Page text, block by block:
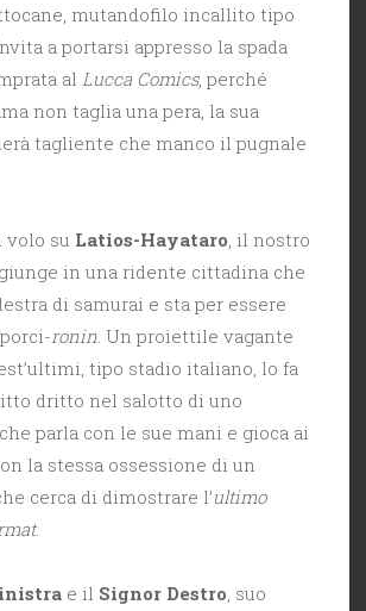
mutandofilo incallito tipo
a portarsi appresso la spada
al Lucca Comics, perché
non taglia una pera, la sua
tagliente che manco il pugnale
volo su Latios-Hayataro , il nostro
in una ridente cittadina che
di samurai e sta per essere
ronin . Un proiettile vagante
tipo stadio italiano, lo fa
dritto nel salotto di uno
parla con le sue mani e gioca ai
la stessa ossessione di un
cerca di dimostrare l’ultimo
.
e il Signor Destro , suo